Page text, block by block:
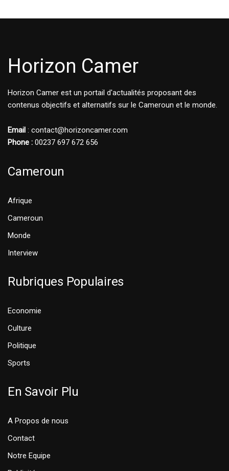
Horizon Camer
Horizon Camer est un portail d'actualités proposant des
contenus objectifs et alternatifs sur le Cameroun et le monde.
Email : contact@horizoncamer.com
Phone : 00237 697 672 656
Cameroun
Afrique
Cameroun
Monde
Interview
Rubriques Populaires
Economie
Culture
Politique
Sports
En Savoir Plu
A Propos de nous
Contact
Notre Equipe